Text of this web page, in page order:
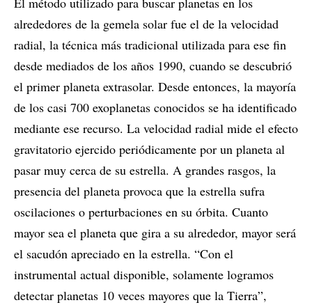
alrededores de la gemela solar fue el de la velocidad
radial, la técnica más tradicional utilizada para ese fin
desde mediados de los años 1990, cuando se descubrió
el primer planeta extrasolar. Desde entonces, la mayoría
de los casi 700 exoplanetas conocidos se ha identificado
mediante ese recurso. La velocidad radial mide el efecto
gravitatorio ejercido periódicamente por un planeta al
pasar muy cerca de su estrella. A grandes rasgos, la
presencia del planeta provoca que la estrella sufra
oscilaciones o perturbaciones en su órbita. Cuanto
mayor sea el planeta que gira a su alrededor, mayor será
el sacudón apreciado en la estrella. “Con el
instrumental actual disponible, solamente logramos
detectar planetas 10 veces mayores que la Tierra”,